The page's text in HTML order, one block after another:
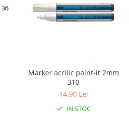
Marker acrilic paint-it 2mm
310
14,90 Lei
IN STOC